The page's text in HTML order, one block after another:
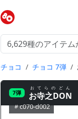
チョコ チョコ 7弾
7弾 お寺之DON
おてらのどん
c070-d002